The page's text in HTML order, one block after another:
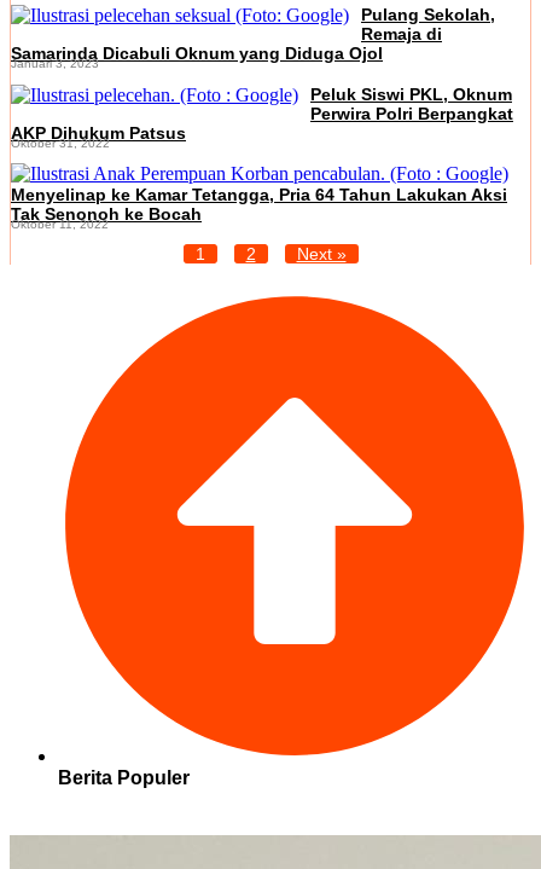
Pulang Sekolah,
Remaja di
Samarinda Dicabuli Oknum yang Diduga Ojol
Januari 3, 2023
Peluk Siswi PKL, Oknum
Perwira Polri Berpangkat
AKP Dihukum Patsus
Oktober 31, 2022
Menyelinap ke Kamar Tetangga, Pria 64 Tahun Lakukan Aksi
Tak Senonoh ke Bocah
Oktober 11, 2022
1 2 Next »
Berita Populer